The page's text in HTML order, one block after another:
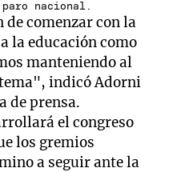
paro nacional.
de comenzar con la
la educación como
manteniendo al
indicó Adorni
de prensa.
el congreso
los gremios
a seguir ante la